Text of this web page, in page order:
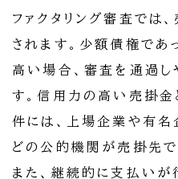
ファクタリング審査では
されます。少額債権であ
高い場合、審査を通過し
す。信用力の高い売掛金
件には、上場企業や有
どの公的機関が売掛先で
また、継続的に支払いが